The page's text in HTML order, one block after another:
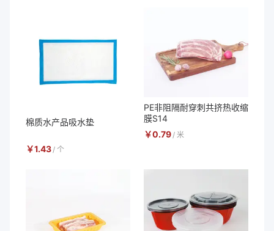
棉质水产品吸水垫
￥1.43 / 个
PE非阻隔耐穿刺共挤热收缩
膜S14
￥0.79 / 米